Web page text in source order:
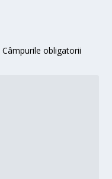
Câmpurile obligatorii